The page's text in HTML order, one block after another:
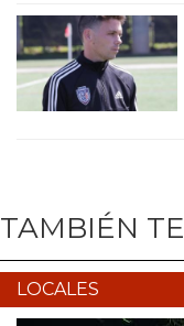
TAMBIÉN
LOCALES